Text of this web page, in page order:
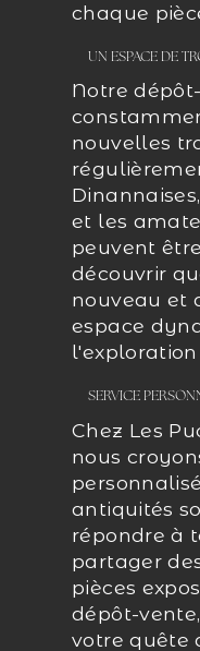
chaque
UN ESPACE DE
Notre
nouvelles
et les
peuvent
découvrir
nouveau et
espace
SERVICE
Chez Les
nous
antiquités
répondre à
partager
pièces
dépôt-
votre quête